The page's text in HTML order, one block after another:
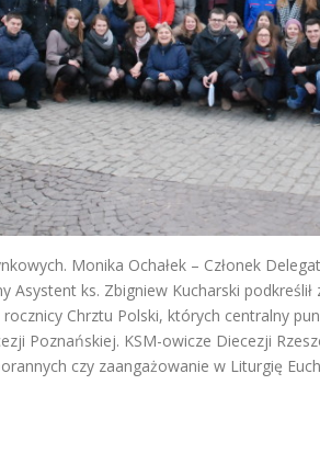
Monika Ochałek – Członek
Asystent ks. Zbigniew Kucharski
Chrztu Polski, których centralny
Poznańskiej. KSM-owicze Diecezji
czy zaangażowanie w Liturgię